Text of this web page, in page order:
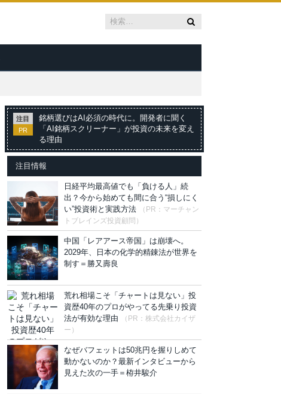
注目
PR
銘柄選びはAI必須の時代に。開発者に聞く
「AI銘柄スクリーナー」が投資の未来を変え
る理由
注目情報
日経平均最高値でも「負ける人」続
出？今から始めても間に合う“損しにく
い”投資術と実践方法
（PR：マーチャン
トブレインズ投資顧問）
中国「レアアース帝国」は崩壊へ。
2029年、日本の化学的精錬法が世界を
制す＝勝又壽良
荒れ相場こそ「チャートは見ない」投
資歴40年のプロがやってる先乗り投資
法が有効な理由
（PR：株式会社カイザ
ー）
なぜバフェットは50兆円を握りしめて
動かないのか？最新インタビューから
見えた次の一手＝栫井駿介